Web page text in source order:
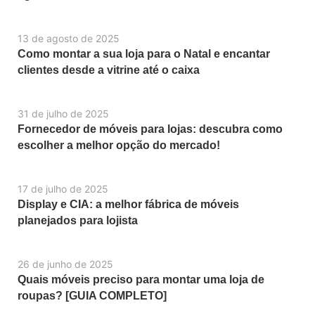
13 de agosto de 2025
Como montar a sua loja para o Natal e encantar
clientes desde a vitrine até o caixa
31 de julho de 2025
Fornecedor de móveis para lojas: descubra como
escolher a melhor opção do mercado!
17 de julho de 2025
Display e CIA: a melhor fábrica de móveis
planejados para lojista
26 de junho de 2025
Quais móveis preciso para montar uma loja de
roupas? [GUIA COMPLETO]